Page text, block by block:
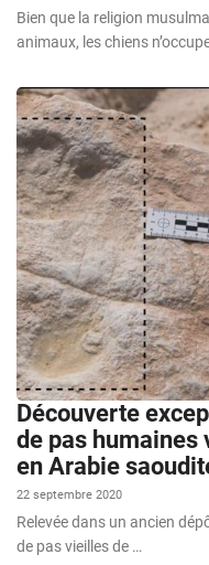
Bien que la religion
animaux, les chiens
Découverte
de pas
en Arabie
22 septembre 2020
Relevée dans un ancien
de pas vieilles de …